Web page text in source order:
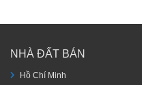
NHÀ ĐẤT BÁN
Hồ Chí Minh